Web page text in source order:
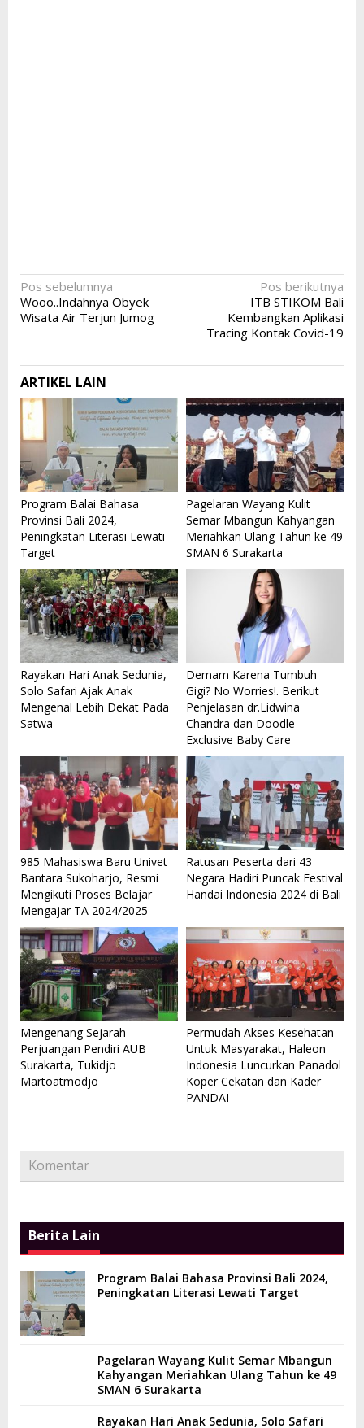
Navigasi
pos
Pos sebelumnya
Wooo..Indahnya Obyek
Wisata Air Terjun Jumog
Pos berikutnya
ITB STIKOM Bali
Kembangkan Aplikasi
Tracing Kontak Covid-19
ARTIKEL LAIN
Program Balai Bahasa
Provinsi Bali 2024,
Peningkatan Literasi Lewati
Target
Pagelaran Wayang Kulit
Semar Mbangun Kahyangan
Meriahkan Ulang Tahun ke 49
SMAN 6 Surakarta
Rayakan Hari Anak Sedunia,
Solo Safari Ajak Anak
Mengenal Lebih Dekat Pada
Satwa
Demam Karena Tumbuh
Gigi? No Worries!. Berikut
Penjelasan dr.Lidwina
Chandra dan Doodle
Exclusive Baby Care
985 Mahasiswa Baru Univet
Bantara Sukoharjo, Resmi
Mengikuti Proses Belajar
Mengajar TA 2024/2025
Ratusan Peserta dari 43
Negara Hadiri Puncak Festival
Handai Indonesia 2024 di Bali
Mengenang Sejarah
Perjuangan Pendiri AUB
Surakarta, Tukidjo
Martoatmodjo
Permudah Akses Kesehatan
Untuk Masyarakat, Haleon
Indonesia Luncurkan Panadol
Koper Cekatan dan Kader
PANDAI
Komentar
Berita Lain
Program Balai Bahasa Provinsi Bali 2024,
Peningkatan Literasi Lewati Target
Pagelaran Wayang Kulit Semar Mbangun
Kahyangan Meriahkan Ulang Tahun ke 49
SMAN 6 Surakarta
Rayakan Hari Anak Sedunia, Solo Safari